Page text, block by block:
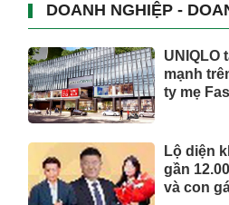
DOANH NGHIỆP -
UNIQLO
mạnh
ty mẹ
Lộ diện
gần
và con